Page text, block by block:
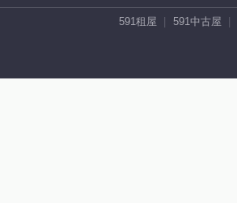
591租屋 591中古屋